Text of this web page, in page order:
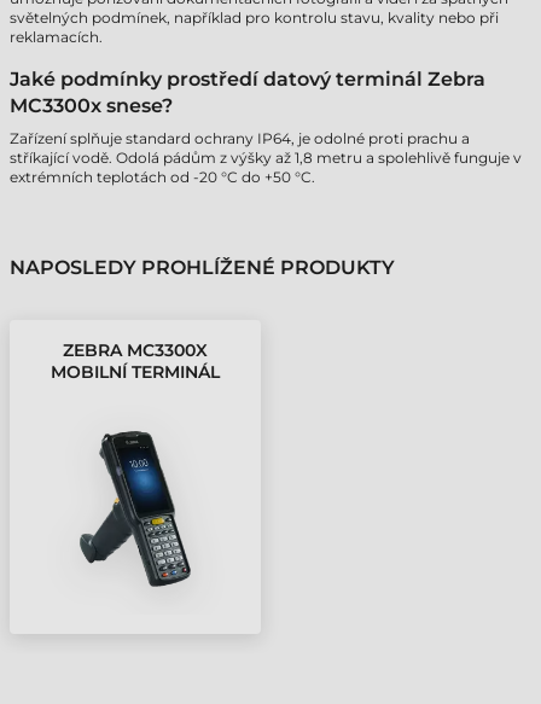
světelných podmínek, například pro kontrolu stavu, kvality nebo při
reklamacích.
Jaké podmínky prostředí datový terminál Zebra
MC3300x snese?
Zařízení splňuje standard ochrany IP64, je odolné proti prachu a
stříkající vodě. Odolá pádům z výšky až 1,8 metru a spolehlivě funguje v
extrémních teplotách od -20 °C do +50 °C.
NAPOSLEDY PROHLÍŽENÉ PRODUKTY
ZEBRA MC3300X
MOBILNÍ TERMINÁL